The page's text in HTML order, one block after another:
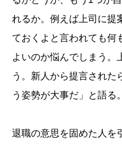
れるか。例えば上司に提
ておくよと言われても何
よいのか悩んでしまう。
う。新人から提言された
う姿勢が大事だ」と語る。
退職の意思を固めた人を